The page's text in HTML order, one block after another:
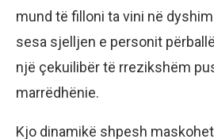
mund të filloni ta vini në
sesa sjelljen e personit
një çekuilibër të rrezikshëm
marrëdhënie.
Kjo dinamikë shpesh